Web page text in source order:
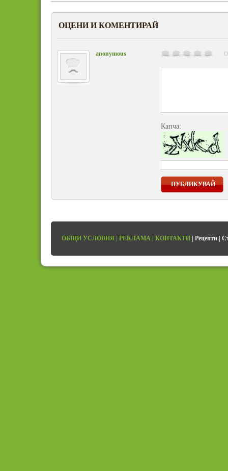
ОЦЕНИ И КОМЕНТИРАЙ
anonymous
Капча:
ПУБЛИКУВАЙ
ОБЩИ УСЛОВИЯ | РЕКЛАМА | КОНТАКТИ | Рецепти |